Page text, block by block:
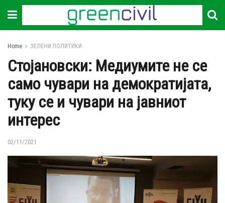
Home ЗЕЛЕНИ ПОЛИТИКИ
Стојановски: Медиумите не се
само чувари на демократијата,
туку се и чувари на јавниот
интерес
02/11/2021